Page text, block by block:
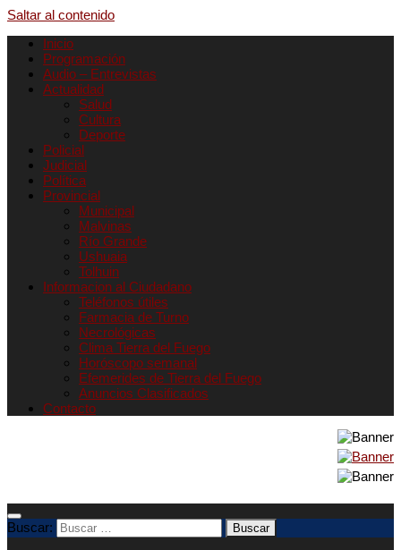
Saltar al contenido
Inicio
Programación
Audio – Entrevistas
Actualidad
Salud
Cultura
Deporte
Policial
Judicial
Política
Provincial
Municipal
Malvinas
Río Grande
Ushuaia
Tolhuin
Informacion al Ciudadano
Teléfonos útiles
Farmacia de Turno
Necrológicas
Clima Tierra del Fuego
Horóscopo semanal
Efemerides de Tierra del Fuego
Anuncios Clasificados
Contacto
Buscar: